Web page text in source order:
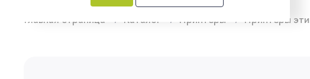
Главная страница Каталог Принтеры Принтеры